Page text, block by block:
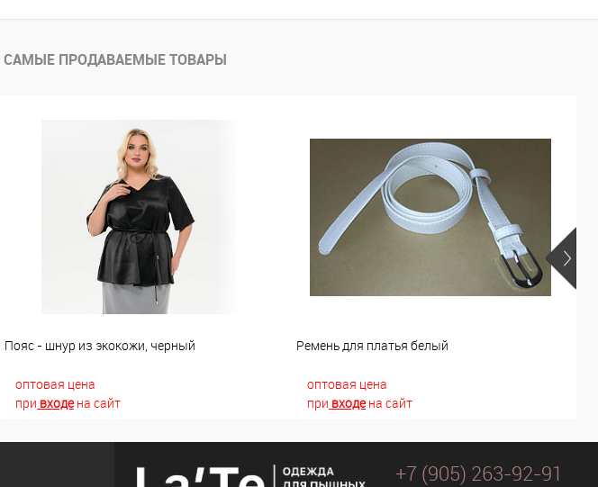
САМЫЕ ПРОДАВАЕМЫЕ ТОВАРЫ
Пояс - шнур из экокожи, черный
оптовая цена
при входена сайт
Ремень для платья белый
оптовая цена
при входена сайт
+7 (905) 263-92-91